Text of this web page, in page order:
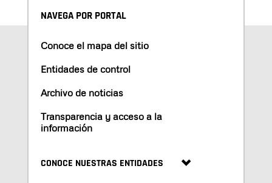
NAVEGA POR PORTAL
Conoce el mapa del sitio
Entidades de control
Archivo de noticias
Transparencia y acceso a la
información
CONOCE NUESTRAS ENTIDADES